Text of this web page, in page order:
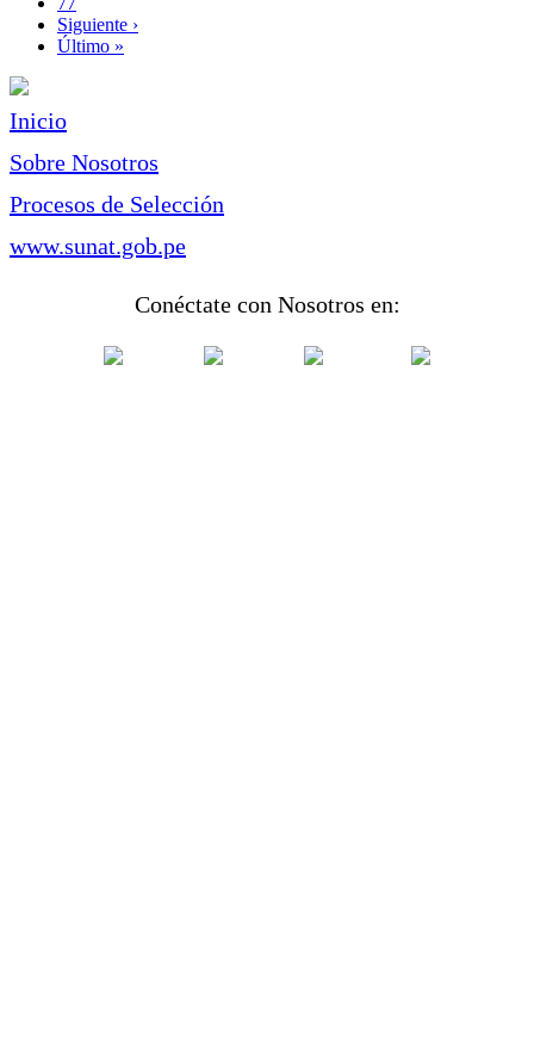
Siguiente
página
Siguiente ›
Última
Último »
Inicio
Sobre Nosotros
Procesos de Selección
www.sunat.gob.pe
Conéctate con Nosotros en: